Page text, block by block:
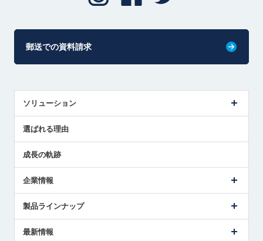
郵送での資料請求
ソリューション
解決策提案
選ばれる理由
成長の軌跡
企業情報
ごあいさつ
受賞履歴
製品ラインナップ
ツールセッタ製品
最新情報